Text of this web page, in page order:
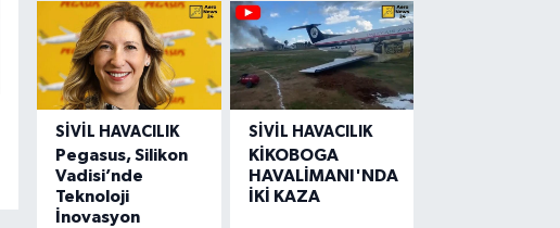
SIVIL HAVACILIK
Pegasus, Silikon
Vadisi’nde
Teknoloji
İnovasyon
SIVIL HAVACILIK
KİKOBOGA
HAVALİMANI'NDA
İKİ KAZA